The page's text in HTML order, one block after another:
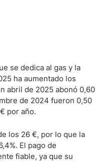
se dedica al gas y la
ha aumentado los
abril de 2025 abonó 0,60
de 2024 fueron 0,50
por año.
los 26 €, por lo que la
El pago de
fiable, ya que su